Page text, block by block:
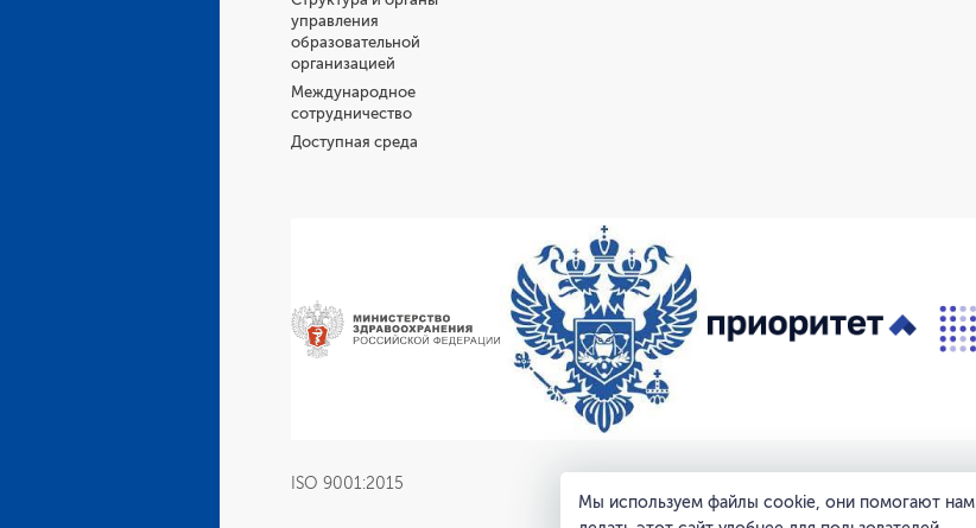
управления
образовательной
организацией
Международное
сотрудничество
Доступная среда
ISO 9001:2015
Мы используем файлы cookie, они помогают нам